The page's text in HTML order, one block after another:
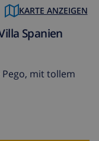
KARTE ANZEIGEN
Spanien
mit tollem